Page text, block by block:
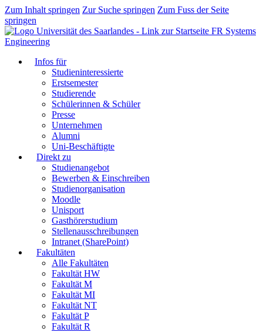
Zum Inhalt springen Zur Suche springen Zum Fuss der Seite
springen
FR Systems
Engineering
Infos für
Studieninteressierte
Erstsemester
Studierende
Schülerinnen & Schüler
Presse
Unternehmen
Alumni
Uni-Beschäftigte
Direkt zu
Studienangebot
Bewerben & Einschreiben
Studienorganisation
Moodle
Unisport
Gasthörerstudium
Stellenausschreibungen
Intranet (SharePoint)
Fakultäten
Alle Fakultäten
Fakultät HW
Fakultät M
Fakultät MI
Fakultät NT
Fakultät P
Fakultät R